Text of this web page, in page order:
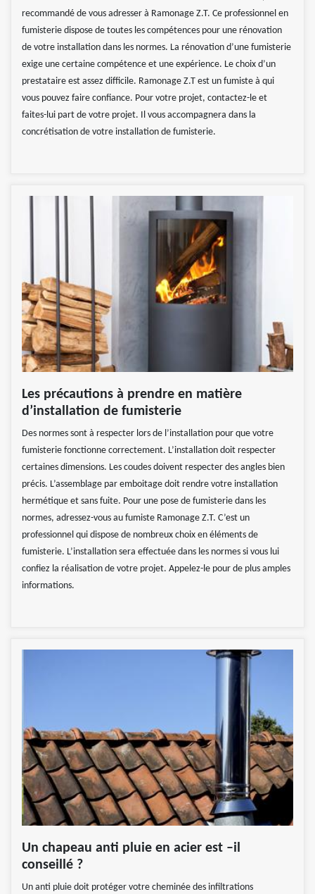
recommandé de vous adresser à Ramonage Z.T. Ce professionnel en
fumisterie dispose de toutes les compétences pour une rénovation
de votre installation dans les normes. La rénovation d’une fumisterie
exige une certaine compétence et une expérience. Le choix d’un
prestataire est assez difficile. Ramonage Z.T est un fumiste à qui
vous pouvez faire confiance. Pour votre projet, contactez-le et
faites-lui part de votre projet. Il vous accompagnera dans la
concrétisation de votre installation de fumisterie.
Les précautions à prendre en matière
d’installation de fumisterie
Des normes sont à respecter lors de l’installation pour que votre
fumisterie fonctionne correctement. L’installation doit respecter
certaines dimensions. Les coudes doivent respecter des angles bien
précis. L’assemblage par emboitage doit rendre votre installation
hermétique et sans fuite. Pour une pose de fumisterie dans les
normes, adressez-vous au fumiste Ramonage Z.T. C’est un
professionnel qui dispose de nombreux choix en éléments de
fumisterie. L’installation sera effectuée dans les normes si vous lui
confiez la réalisation de votre projet. Appelez-le pour de plus amples
informations.
Un chapeau anti pluie en acier est –il
conseillé ?
Un anti pluie doit protéger votre cheminée des infiltrations